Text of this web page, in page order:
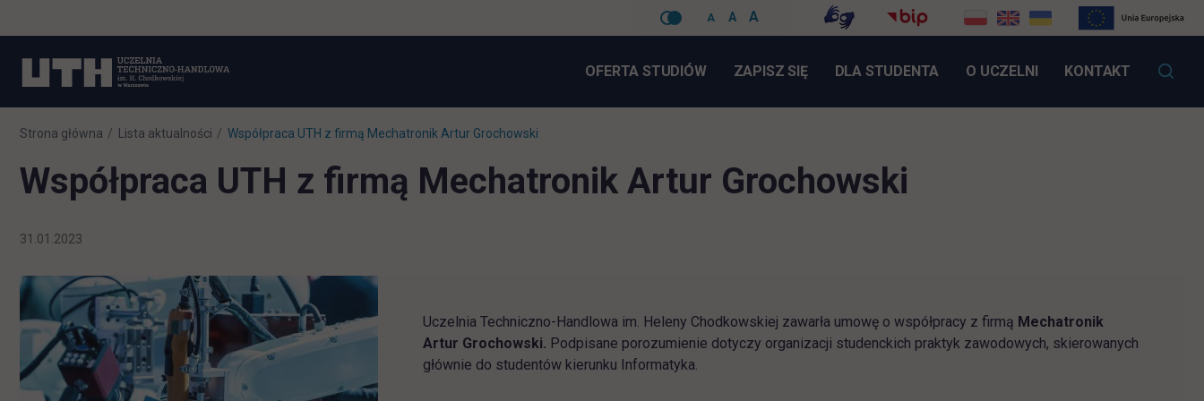
A A
A
nawigacje
OFERTA STUDIÓW ZAPISZ SIĘLINK OTWIERA SIĘ W NOWEJ KARCIE
DLA STUDENTA O UCZELNI KONTAKT
Strona główna Lista aktualności Współpraca UTH z firmą Mechatronik Artur Grochowski
Współpraca UTH z firmą Mechatronik Artur Grochowski
31.01.2023
Uczelnia Techniczno-Handlowa im. Heleny Chodkowskiej zawarła umowę o współpracy z firmą Mechatronik
Artur Grochowski. Podpisane porozumienie dotyczy organizacji studenckich praktyk zawodowych, skierowanych
głównie do studentów kierunku Informatyka.